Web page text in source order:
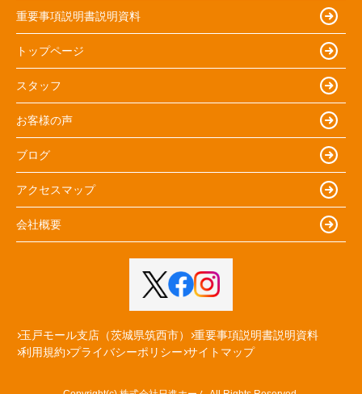
重要事項説明書説明資料
トップページ
スタッフ
お客様の声
ブログ
アクセスマップ
会社概要
玉戸モール支店（茨城県筑西市）
重要事項説明書説明資料
利用規約 プライバシーポリシー サイトマップ